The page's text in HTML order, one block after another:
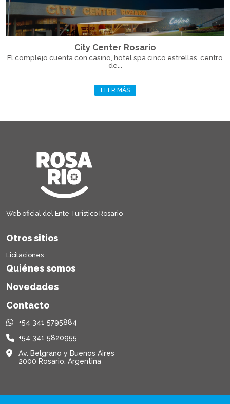
City Center Rosario
El complejo cuenta con casino, hotel spa cinco estrellas, centro
de...
LEER MÁS
Web oficial del Ente Turístico Rosario
Otros sitios
Licitaciones
Quiénes somos
Novedades
Contacto
+54 341 5795884
+54 341 5820955
Av. Belgrano y Buenos Aires
2000 Rosario, Argentina